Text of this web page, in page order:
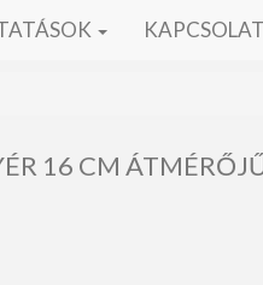
KAPCSOLAT
16 CM